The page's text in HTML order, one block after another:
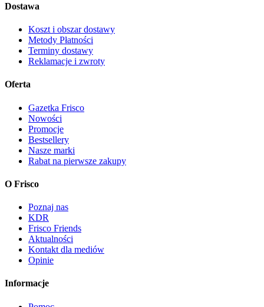
Dostawa
Koszt i obszar dostawy
Metody Płatności
Terminy dostawy
Reklamacje i zwroty
Oferta
Gazetka Frisco
Nowości
Promocje
Bestsellery
Nasze marki
Rabat na pierwsze zakupy
O Frisco
Poznaj nas
KDR
Frisco Friends
Aktualności
Kontakt dla mediów
Opinie
Informacje